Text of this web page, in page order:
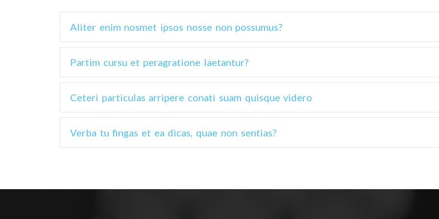
Aliter enim nosmet ipsos nosse non possumus?
Partim cursu et peragratione laetantur?
Ceteri particulas arripere conati suam quisque videro
Verba tu fingas et ea dicas, quae non sentias?